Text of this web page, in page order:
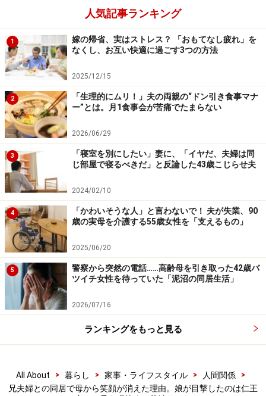
家を乗っ取るつもりで入ってきたんでしょうがと怒鳴り
チカコさんは一気に闘う意欲をなくした。
＞母を守るために行動を起こすことにした
※記事内容は執筆時点のものです。最新の内容をご確認くださ
い。
人気記事ランキング
1
嫁の帰省、実はストレス？ 「おもてなし疲れ」を
なくし、お互い快適に過ごす3つの方法
2025/12/15
2
「生理的にムリ！」夫の両親の“ドン引き食事マナ
ー”とは。月1食事会が苦痛でたまらない
2026/06/29
3
「寝室を別にしたい」妻に、「イヤだ、夫婦は同
じ部屋で寝るべきだ」と反論した43歳こじらせ夫
2024/02/10
4
「かわいそうな人」と言わないで！ 夫が失業、90
歳の実母を介護する55歳女性を「支えるもの」
2025/06/20
5
警察から突然の電話……高齢母を引き取った42歳バ
ツイチ女性を待っていた「泥沼の同居生活」
2026/07/16
ランキングをもっと見る
All About > 暮らし > 家事・ライフスタイル > 人間関係
>
兄夫婦との同居で母から笑顔が消えた理由。娘が目撃したのは仁王